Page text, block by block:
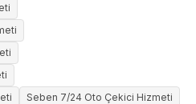
Seben 7/24 Oto Çekici Hizmeti